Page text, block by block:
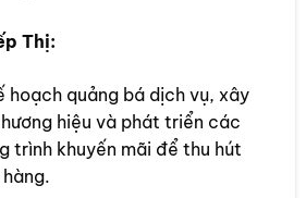
Thị:
hoạch quảng bá dịch vụ, xây
hiệu và phát triển các
trình khuyến mãi để thu hút